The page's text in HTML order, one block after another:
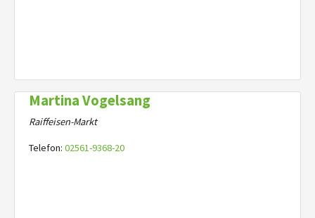
Martina Vogelsang
Raiffeisen-Markt
Telefon: 02561-9368-20